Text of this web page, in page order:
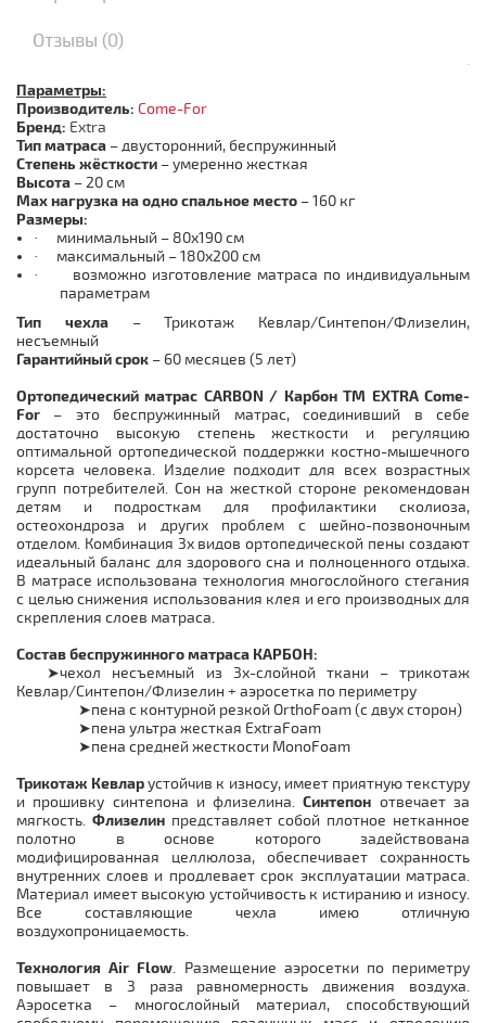
Отзывы (0)
Параметры:
Производитель: Come-For
Бренд: Extra
Тип матраса – двусторонний, беспружинный
Степень жёсткости – умеренно жесткая
Высота – 20 см
Maxнагрузка на одно спальное место – 160 кг
Размеры:
· минимальный – 80х190 см
· максимальный – 180х200 см
·
возможно изготовление матраса по индивидуальным
параметрам
Тип чехла–Трикотаж Кевлар/Синтепон/Флизелин,
несъемный
Гарантийный срок – 60 месяцев (5 лет)
Ортопедический матрас CARBON / Карбон ТМ EXTRA Come-
For – это беспружинный матрас, соединивший в себе
достаточно высокую степень жесткости и регуляцию
оптимальной ортопедической поддержки костно-мышечного
корсета человека. Изделие подходит для всех возрастных
групп потребителей. Сон на жесткой стороне рекомендован
детям и подросткам для профилактики сколиоза,
остеохондроза и других проблем с шейно-позвоночным
отделом. Комбинация 3х видов ортопедической пены создают
идеальный баланс для здорового сна и полноценного отдыха.
В матрасе использована технология многослойного стегания
с целью снижения использования клея и его производных для
скрепления слоев матраса.
Состав беспружинного матраса КАРБОН:
➤чехол несъемный из 3х-слойной ткани – трикотаж
Кевлар/Синтепон/Флизелин + аэросетка по периметру
➤пена с контурной резкой OrthoFoam (с двух сторон)
➤пена ультра жесткая ExtraFoam
➤пена средней жесткости MonoFoam
Трикотаж Кевларустойчив к износу, имеет приятную текстуру
и прошивку синтепона и флизелина.Синтепон отвечает за
мягкость. Флизелинпредставляет собой плотное нетканное
полотно в основе которого задействована
модифицированная целлюлоза, обеспечивает сохранность
внутренних слоев и продлевает срок эксплуатации матраса.
Материал имеет высокую устойчивость к истиранию и износу.
Все составляющие чехла имею отличную
воздухопроницаемость.
Технология Air Flow. Размещение аэросетки по периметру
повышает в 3 раза равномерность движения воздуха.
Аэросетка – многослойный материал, способствующий